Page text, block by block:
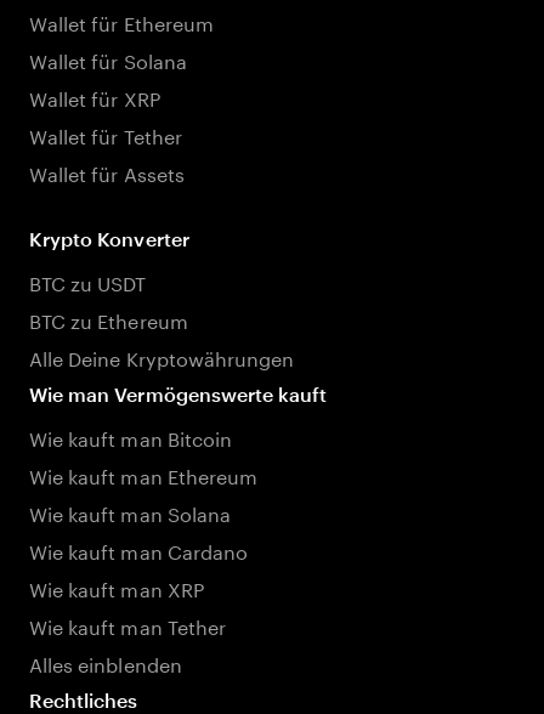
Wallet für Ethereum
Wallet für Solana
Wallet für XRP
Wallet für Tether
Wallet für Assets
Krypto Konverter
BTC zu USDT
BTC zu Ethereum
Alle Deine Kryptowährungen
Wie man Vermögenswerte kauft
Wie kauft man Bitcoin
Wie kauft man Ethereum
Wie kauft man Solana
Wie kauft man Cardano
Wie kauft man XRP
Wie kauft man Tether
Alles einblenden
Rechtliches